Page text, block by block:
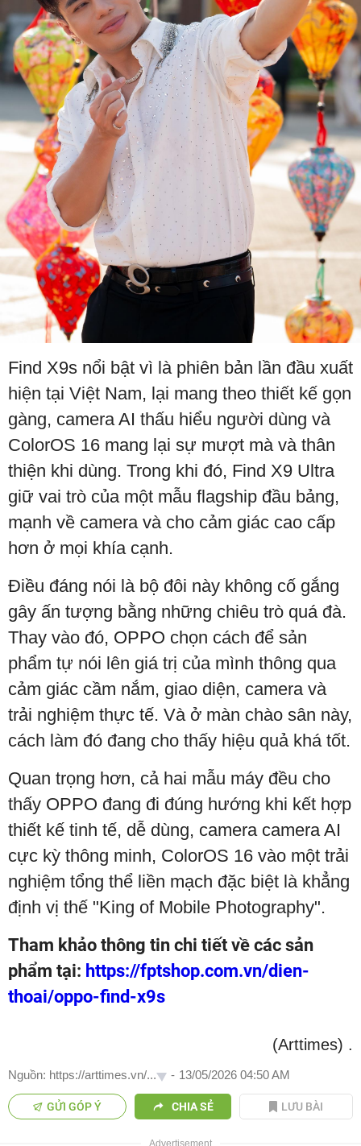
Find X9s nổi bật vì là phiên bản lần đầu xuất
hiện tại Việt Nam, lại mang theo thiết kế gọn
gàng, camera AI thấu hiểu người dùng và
ColorOS 16 mang lại sự mượt mà và thân
thiện khi dùng. Trong khi đó, Find X9 Ultra
giữ vai trò của một mẫu flagship đầu bảng,
mạnh về camera và cho cảm giác cao cấp
hơn ở mọi khía cạnh.
Điều đáng nói là bộ đôi này không cố gắng
gây ấn tượng bằng những chiêu trò quá đà.
Thay vào đó, OPPO chọn cách để sản
phẩm tự nói lên giá trị của mình thông qua
cảm giác cầm nắm, giao diện, camera và
trải nghiệm thực tế. Và ở màn chào sân này,
cách làm đó đang cho thấy hiệu quả khá tốt.
Quan trọng hơn, cả hai mẫu máy đều cho
thấy OPPO đang đi đúng hướng khi kết hợp
thiết kế tinh tế, dễ dùng, camera camera AI
cực kỳ thông minh, ColorOS 16 vào một trải
nghiệm tổng thể liền mạch đặc biệt là khẳng
định vị thế "King of Mobile Photography".
Tham khảo thông tin chi tiết về các sản
phẩm tại: https://fptshop.com.vn/dien-
thoai/oppo-find-x9s
(Arttimes) .
Nguồn: https://arttimes.vn/... - 13/05/2026 04:50 AM
GỬI GÓP Ý CHIA SẺ LƯU BÀI